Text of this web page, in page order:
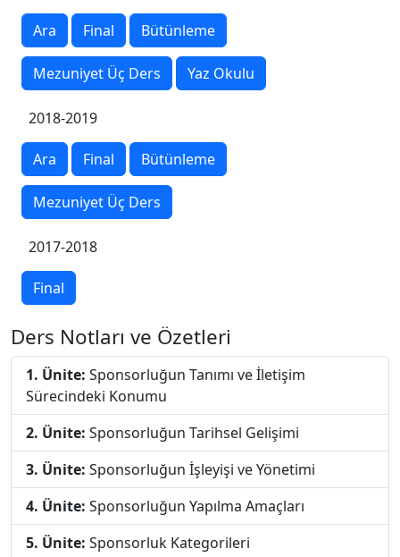
Ara Final Bütünleme
Mezuniyet Üç Ders Yaz Okulu
2018-2019
Ara Final Bütünleme
Mezuniyet Üç Ders
2017-2018
Final
Ders Notları ve Özetleri
1. Ünite: Sponsorluğun Tanımı ve İletişim
Sürecindeki Konumu
2. Ünite: Sponsorluğun Tarihsel Gelişimi
3. Ünite: Sponsorluğun İşleyişi ve Yönetimi
4. Ünite: Sponsorluğun Yapılma Amaçları
5. Ünite: Sponsorluk Kategorileri